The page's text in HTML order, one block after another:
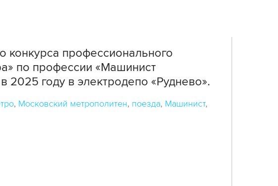
конкурса профессионального
по профессии «Машинист
2025 году в электродепо «Руднево».
Московский метрополитен поезда Машинист